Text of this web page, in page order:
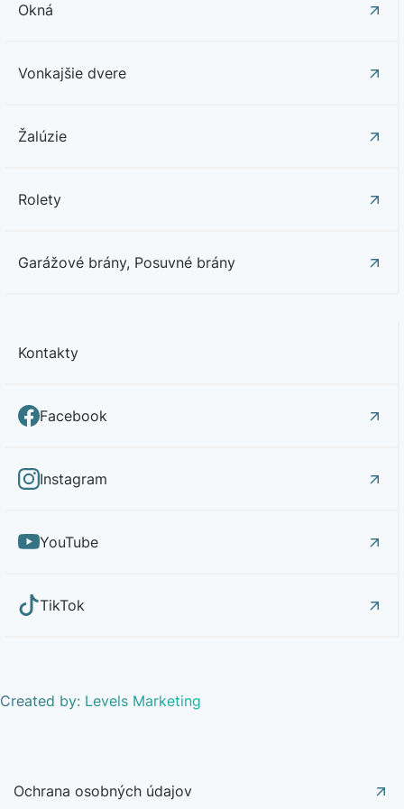
Okná
Vonkajšie dvere
Žalúzie
Rolety
Garážové brány, Posuvné brány
Kontakty
Facebook
Instagram
YouTube
TikTok
Created by: Levels Marketing
Ochrana osobných údajov